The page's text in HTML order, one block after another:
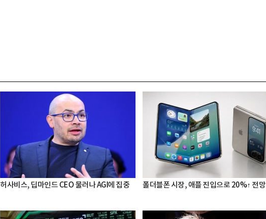
허사비스, 딥마인드 CEO 물러나 AGI에 집중 폴더블폰 시장, 애플 진입으로 20%↑ 전망